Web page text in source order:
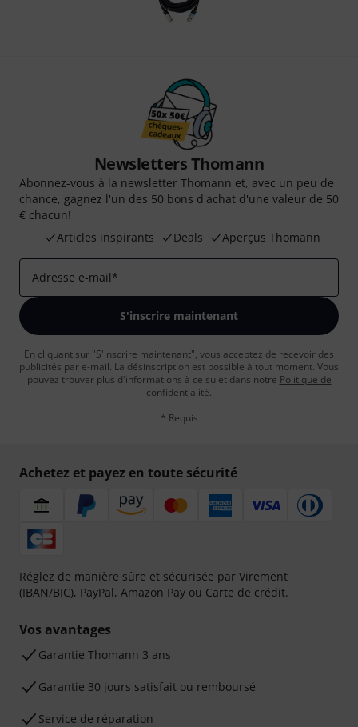
Newsletters Thomann
Abonnez-vous à la newsletter Thomann et, avec un peu de
chance, gagnez l'un des 50 bons d'achat d'une valeur de 50
€ chacun!
Articles inspirants
Deals Aperçus Thomann
Adresse e-mail*
S'inscrire maintenant
En cliquant sur "S'inscrire maintenant", vous acceptez de recevoir des
publicités par e-mail. La désinscription est possible à tout moment. Vous
pouvez trouver plus d'informations à ce sujet dans notre Politique de
confidentialité.
* Requis
Achetez et payez en toute sécurité
Réglez de manière sûre et sécurisée par Virement
(IBAN/BIC), PayPal, Amazon Pay ou Carte de crédit.
Vos avantages
Ga­ran­tie Thomann 3 ans
Garantie 30 jours satisfait ou remboursé
Service de réparation